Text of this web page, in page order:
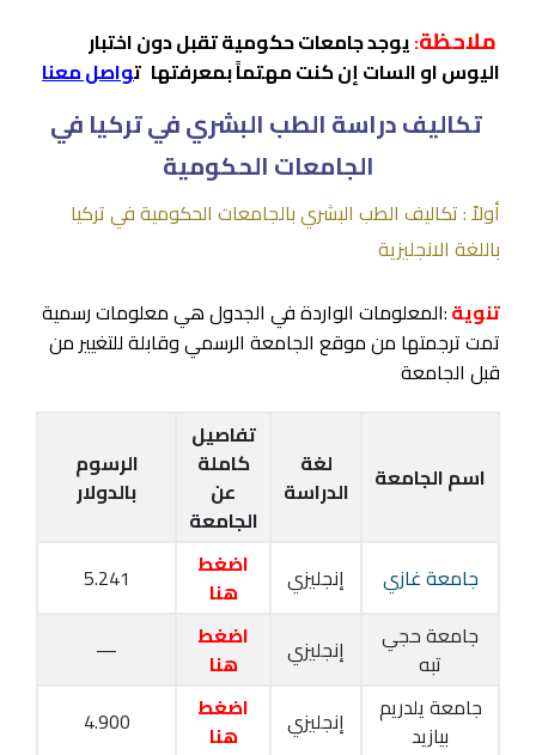
ملاحظة:يوجد جامعات حكومية تقبل دون اختبار
اليوس او السات إن كنت مهتماً بمعرفتها تواصل معنا
تكاليف دراسة الطب البشري في تركيا في
الجامعات الحكومية
أولاً : تكاليف الطب البشري بالجامعات الحكومية في تركيا
باللغة الانجليزية
تنوية:المعلومات الواردة في الجدول هي معلومات رسمية
تمت ترجمتها من موقع الجامعة الرسمي وقابلة للتغيير من
قبل الجامعة
اسم الجامعة
لغة
الدراسة
تفاصيل
كاملة
عن
الجامعة
الرسوم
بالدولار
جامعة غازي إنجليزي
اضغط
هنا
5.241
جامعة حجي
تبه
إنجليزي
اضغط
هنا
—
جامعة يلدريم
بيازيد
إنجليزي
اضغط
هنا
4.900